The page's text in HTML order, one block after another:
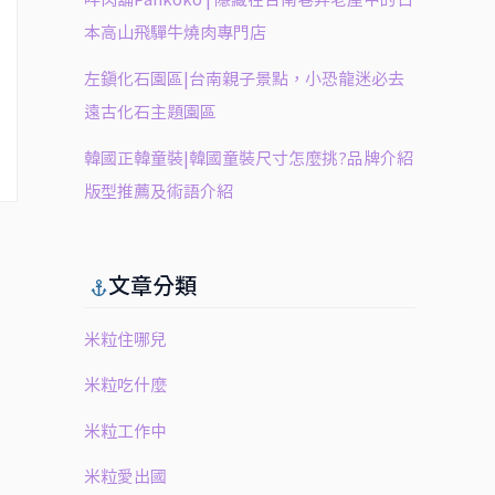
本高山飛驒牛燒肉專門店
左鎮化石園區|台南親子景點，小恐龍迷必去
遠古化石主題園區
韓國正韓童裝|韓國童裝尺寸怎麼挑?品牌介紹
版型推薦及術語介紹
文章分類
米粒住哪兒
米粒吃什麼
米粒工作中
米粒愛出國